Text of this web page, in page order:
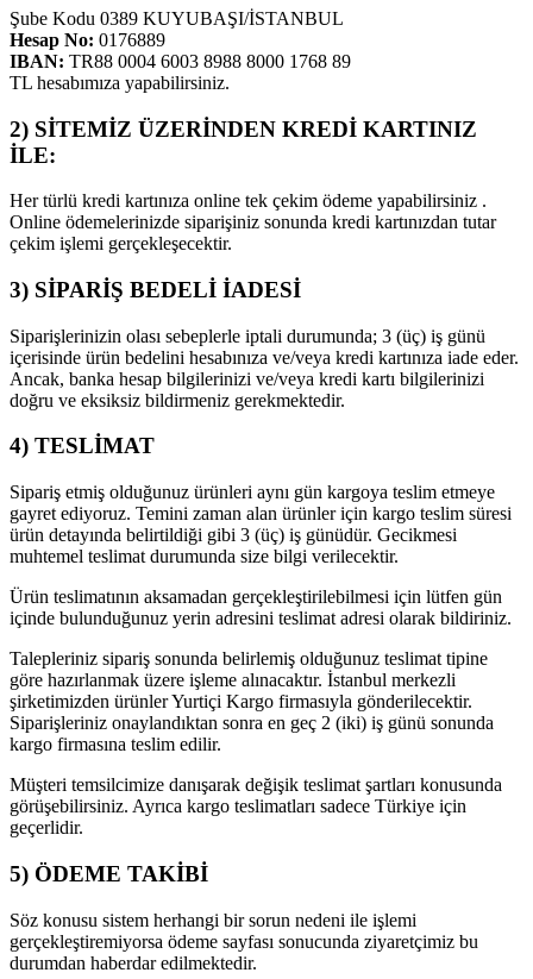
Şube Kodu 0389 KUYUBAŞI/İSTANBUL
Hesap No: 0176889
IBAN: TR88 0004 6003 8988 8000 1768 89
TL hesabımıza yapabilirsiniz.
2) SİTEMİZ ÜZERİNDEN KREDİ KARTINIZ
İLE:
Her türlü kredi kartınıza online tek çekim ödeme yapabilirsiniz .
Online ödemelerinizde siparişiniz sonunda kredi kartınızdan tutar
çekim işlemi gerçekleşecektir.
3) SİPARİŞ BEDELİ İADESİ
Siparişlerinizin olası sebeplerle iptali durumunda; 3 (üç) iş günü
içerisinde ürün bedelini hesabınıza ve/veya kredi kartınıza iade eder.
Ancak, banka hesap bilgilerinizi ve/veya kredi kartı bilgilerinizi
doğru ve eksiksiz bildirmeniz gerekmektedir.
4) TESLİMAT
Sipariş etmiş olduğunuz ürünleri aynı gün kargoya teslim etmeye
gayret ediyoruz. Temini zaman alan ürünler için kargo teslim süresi
ürün detayında belirtildiği gibi 3 (üç) iş günüdür. Gecikmesi
muhtemel teslimat durumunda size bilgi verilecektir.
Ürün teslimatının aksamadan gerçekleştirilebilmesi için lütfen gün
içinde bulunduğunuz yerin adresini teslimat adresi olarak bildiriniz.
Talepleriniz sipariş sonunda belirlemiş olduğunuz teslimat tipine
göre hazırlanmak üzere işleme alınacaktır. İstanbul merkezli
şirketimizden ürünler Yurtiçi Kargo firmasıyla gönderilecektir.
Siparişleriniz onaylandıktan sonra en geç 2 (iki) iş günü sonunda
kargo firmasına teslim edilir.
Müşteri temsilcimize danışarak değişik teslimat şartları konusunda
görüşebilirsiniz. Ayrıca kargo teslimatları sadece Türkiye için
geçerlidir.
5) ÖDEME TAKİBİ
Söz konusu sistem herhangi bir sorun nedeni ile işlemi
gerçekleştiremiyorsa ödeme sayfası sonucunda ziyaretçimiz bu
durumdan haberdar edilmektedir.